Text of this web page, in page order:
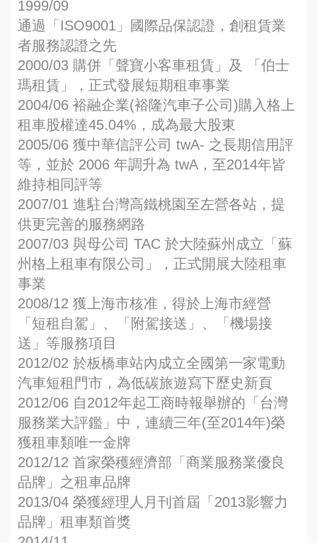
1999/09
通過「ISO9001」國際品保認證，創租賃業
者服務認證之先
2000/03 購併「聲寶小客車租賃」及 「伯士
瑪租賃」，正式發展短期租車事業
2004/06 裕融企業(裕隆汽車子公司)購入格上
租車股權達45.04%，成為最大股東
2005/06 獲中華信評公司 twA- 之長期信用評
等，並於 2006 年調升為 twA，至2014年皆
維持相同評等
2007/01 進駐台灣高鐵桃園至左營各站，提
供更完善的服務網路
2007/03 與母公司 TAC 於大陸蘇州成立「蘇
州格上租車有限公司」，正式開展大陸租車
事業
2008/12 獲上海市核准，得於上海市經營
「短租自駕」、「附駕接送」、「機場接
送」等服務項目
2012/02 於板橋車站內成立全國第一家電動
汽車短租門市，為低碳旅遊寫下歷史新頁
2012/06 自2012年起工商時報舉辦的「台灣
服務業大評鑑」中，連續三年(至2014年)榮
獲租車類唯一金牌
2012/12 首家榮穫經濟部「商業服務業優良
品牌」之租車品牌
2013/04 榮獲經理人月刊首屆「2013影響力
品牌」租車類首獎